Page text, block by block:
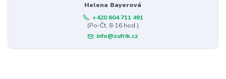
Helena Bayerová
+420 604 711 491
(Po-Čt, 8-16 hod.)
info@zufrik.cz